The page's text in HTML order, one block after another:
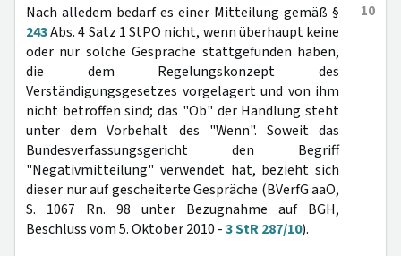
10
Nach alledem bedarf es einer Mitteilung gemäß §
243Abs. 4 Satz 1 StPO nicht, wenn überhaupt keine
oder nur solche Gespräche stattgefunden haben,
die dem Regelungskonzept des
Verständigungsgesetzes vorgelagert und von ihm
nicht betroffen sind; das "Ob" der Handlung steht
unter dem Vorbehalt des "Wenn". Soweit das
Bundesverfassungsgericht den Begriff
"Negativmitteilung" verwendet hat, bezieht sich
dieser nur auf gescheiterte Gespräche (BVerfG aaO,
S. 1067 Rn. 98 unter Bezugnahme auf BGH,
Beschluss vom 5. Oktober 2010 -3 StR 287/10).